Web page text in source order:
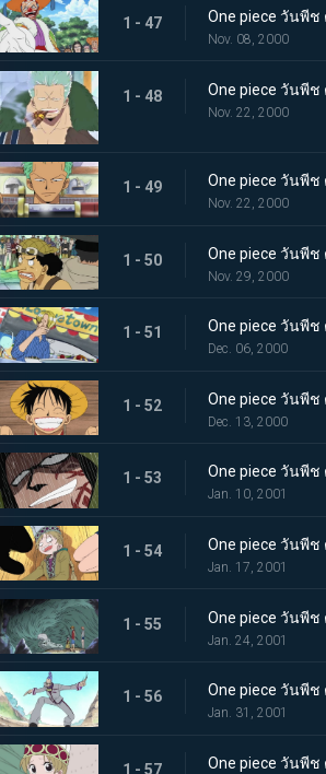
1 - 47
Nov. 08, 2000
1 - 48
Nov. 22, 2000
1 - 49
Nov. 22, 2000
1 - 50
Nov. 29, 2000
1 - 51
Dec. 06, 2000
1 - 52
Dec. 13, 2000
1 - 53
Jan. 10, 2001
1 - 54
Jan. 17, 2001
1 - 55
Jan. 24, 2001
1 - 56
Jan. 31, 2001
1 - 57